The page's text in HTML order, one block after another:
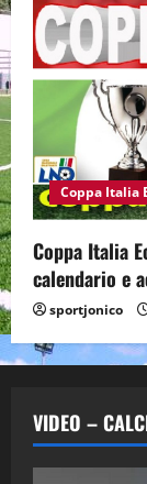
Coppa Italia
Coppa Italia
calendario e
sportjonico
VIDEO –